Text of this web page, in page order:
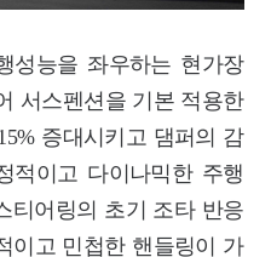
성능을 좌우하는 현가장
서스펜션을 기본 적용한
증대시키고 댐퍼의 감
적이고 다이나믹한 주행
티어링의 초기 조타 반응
이고 민첩한 핸들링이 가